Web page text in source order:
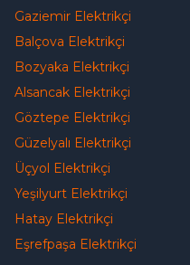
Gaziemir Elektrikçi
Balçova Elektrikçi
Bozyaka Elektrikçi
Alsancak Elektrikçi
Göztepe Elektrikçi
Güzelyalı Elektrikçi
Üçyol Elektrikçi
Yeşilyurt Elektrikçi
Hatay Elektrikçi
Eşrefpaşa Elektrikçi